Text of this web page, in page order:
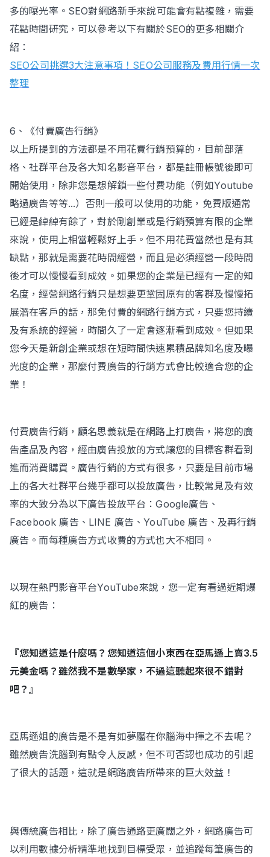
多的曝光率。SEO對網路新手來說可能會有點複雜，需要
花點時間研究，可以參考以下有關於SEO的更多相關介
紹：
SEO公司挑選3大注意事項！SEO公司服務及費用行情一次
整理
6、《付費廣告行銷》
以上所提到的方法都是不用花費行銷預算的，目前部落
格、社群平台及各大知名影音平台，都是註冊帳號後即可
開始使用，除非您是想解鎖一些付費功能（例如Youtube
略過廣告等等...）否則一般可以使用的功能，免費版通常
已經是綽綽有餘了，對於剛創業或是行銷預算有限的企業
來說，使用上相當輕鬆好上手。但不用花費當然也是有其
缺點，那就是需要花時間經營，而且是必須經營一段時間
後才可以慢慢看到成效。如果您的企業是已經有一定的知
名度，經營網路行銷只是想要更鞏固原有的客群及慢慢拓
展潛在客戶的話，那免付費的網路行銷方式，只要您持續
及有系統的經營，時間久了一定會逐漸看到成效。但如果
您今天是新創企業或想在短時間快速累積品牌知名度及曝
光度的企業，那麼付費廣告的行銷方式會比較適合您的企
業！
付費廣告行銷，顧名思義就是在網路上打廣告，將您的廣
告產品及內容，經由廣告投放的方式讓您的目標客群看到
進而消費購買。廣告行銷的方式有很多，只要是目前市場
上的各大社群平台幾乎都可以投放廣告，比較常見及有效
率的大致分為以下廣告投放平台：Google廣告、
Facebook 廣告、LINE 廣告、YouTube 廣告、及再行銷
廣告。而每種廣告方式收費的方式也大不相同。
以現在熱門影音平台YouTube來說，您一定有看過近期爆
紅的廣告：
『您知道這是什麼嗎？您知道這個小東西在亞馬遜上賣3.5
元美金嗎？雖然我不是數學家，不過這聽起來很不錯對
吧？』
亞馬遜姐的廣告是不是有如夢靨在你腦海中揮之不去呢？
雖然廣告洗腦到有點令人反感，但不可否認也成功的引起
了很大的話題，這就是網路廣告所帶來的巨大效益！
與傳統廣告相比，除了廣告通路更廣闊之外，網路廣告可
以利用數據分析精準地找到目標受眾，並追蹤每筆廣告的